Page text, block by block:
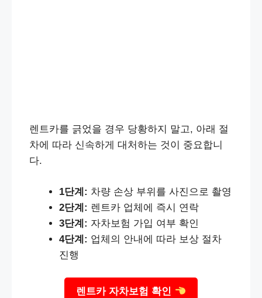
렌트카를 긁었을 경우 당황하지 말고, 아래 절
차에 따라 신속하게 대처하는 것이 중요합니
다.
1단계: 차량 손상 부위를 사진으로 촬영
2단계: 렌트카 업체에 즉시 연락
3단계: 자차보험 가입 여부 확인
4단계: 업체의 안내에 따라 보상 절차
진행
렌트카 자차보험 확인